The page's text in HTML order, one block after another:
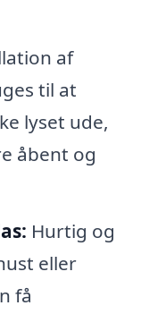
af
til at
lyset ude,
åbent og
Hurtig og
eller
få